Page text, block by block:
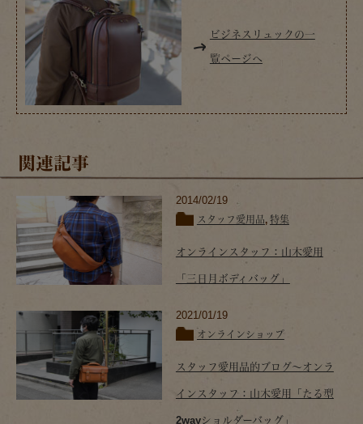
ビジネスリュックの一
覧ページへ
関連記事
2014/02/19
スタッフ愛用品, 特集
オンラインスタッフ：山木愛用
「三日月ボディバッグ」
2021/01/19
オンラインショップ
スタッフ愛用品的ブログ～オンラ
インスタッフ：山木愛用「たる型
2wayショルダーバッグ」